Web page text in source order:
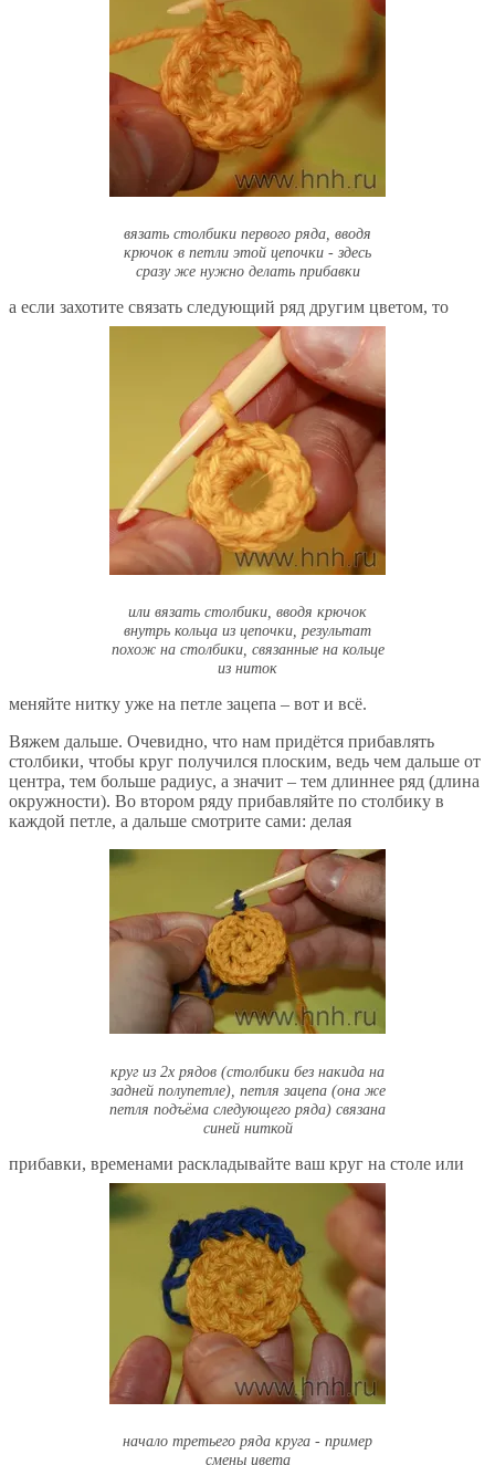
вязать столбики первого ряда, вводя
крючок в петли этой цепочки - здесь
сразу же нужно делать прибавки
а если захотите связать следующий ряд другим цветом, то
или вязать столбики, вводя крючок
внутрь кольца из цепочки, результат
похож на столбики, связанные на кольце
из ниток
меняйте нитку уже на петле зацепа – вот и всё.
Вяжем дальше. Очевидно, что нам придётся прибавлять
столбики, чтобы круг получился плоским, ведь чем дальше от
центра, тем больше радиус, а значит – тем длиннее ряд (длина
окружности). Во втором ряду прибавляйте по столбику в
каждой петле, а дальше смотрите сами: делая
круг из 2х рядов (столбики без накида на
задней полупетле), петля зацепа (она же
петля подъёма следующего ряда) связана
синей ниткой
прибавки, временами раскладывайте ваш круг на столе или
начало третьего ряда круга - пример
смены цвета